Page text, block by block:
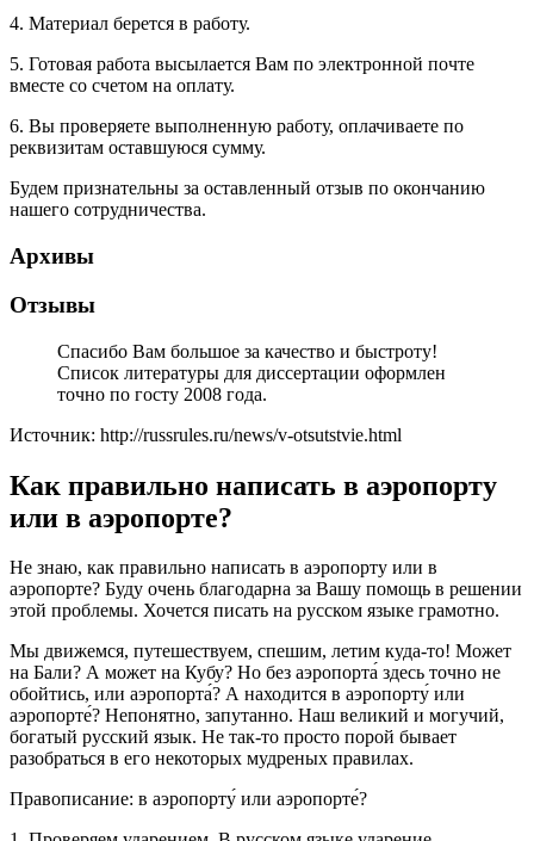
4. Материал берется в работу.
5. Готовая работа высылается Вам по электронной почте
вместе со счетом на оплату.
6. Вы проверяете выполненную работу, оплачиваете по
реквизитам оставшуюся сумму.
Будем признательны за оставленный отзыв по окончанию
нашего сотрудничества.
Архивы
Отзывы
Спасибо Вам большое за качество и быстроту!
Список литературы для диссертации оформлен
точно по госту 2008 года.
Источник: http://russrules.ru/news/v-otsutstvie.html
Как правильно написать в аэропорту
или в аэропорте?
Не знаю, как правильно написать в аэропорту или в
аэропорте? Буду очень благодарна за Вашу помощь в решении
этой проблемы. Хочется писать на русском языке грамотно.
Мы движемся, путешествуем, спешим, летим куда-то! Может
на Бали? А может на Кубу? Но без аэропорта́ здесь точно не
обойтись, или аэропорта́? А находится в аэропорту́ или
аэропорте́? Непонятно, запутанно. Наш великий и могучий,
богатый русский язык. Не так-то просто порой бывает
разобраться в его некоторых мудреных правилах.
Правописание: в аэропорту́ или аэропорте́?